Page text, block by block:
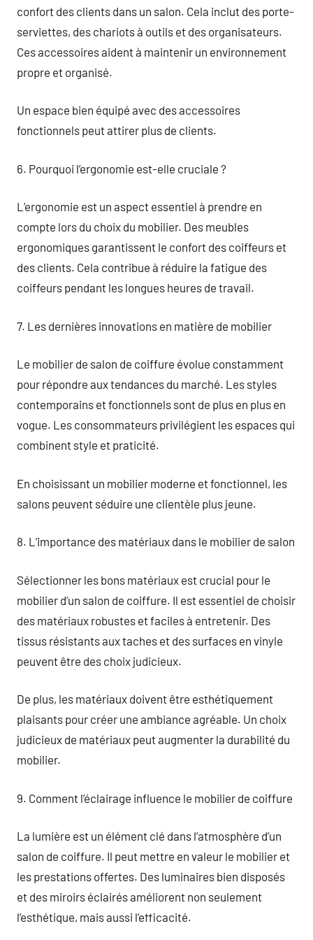
confort des clients dans un salon. Cela inclut des porte-
serviettes, des chariots à outils et des organisateurs.
Ces accessoires aident à maintenir un environnement
propre et organisé.
Un espace bien équipé avec des accessoires
fonctionnels peut attirer plus de clients.
6. Pourquoi l’ergonomie est-elle cruciale ?
L’ergonomie est un aspect essentiel à prendre en
compte lors du choix du mobilier. Des meubles
ergonomiques garantissent le confort des coiffeurs et
des clients. Cela contribue à réduire la fatigue des
coiffeurs pendant les longues heures de travail.
7. Les dernières innovations en matière de mobilier
Le mobilier de salon de coiffure évolue constamment
pour répondre aux tendances du marché. Les styles
contemporains et fonctionnels sont de plus en plus en
vogue. Les consommateurs privilégient les espaces qui
combinent style et praticité.
En choisissant un mobilier moderne et fonctionnel, les
salons peuvent séduire une clientèle plus jeune.
8. L’importance des matériaux dans le mobilier de salon
Sélectionner les bons matériaux est crucial pour le
mobilier d’un salon de coiffure. Il est essentiel de choisir
des matériaux robustes et faciles à entretenir. Des
tissus résistants aux taches et des surfaces en vinyle
peuvent être des choix judicieux.
De plus, les matériaux doivent être esthétiquement
plaisants pour créer une ambiance agréable. Un choix
judicieux de matériaux peut augmenter la durabilité du
mobilier.
9. Comment l’éclairage influence le mobilier de coiffure
La lumière est un élément clé dans l’atmosphère d’un
salon de coiffure. Il peut mettre en valeur le mobilier et
les prestations offertes. Des luminaires bien disposés
et des miroirs éclairés améliorent non seulement
l’esthétique, mais aussi l’efficacité.